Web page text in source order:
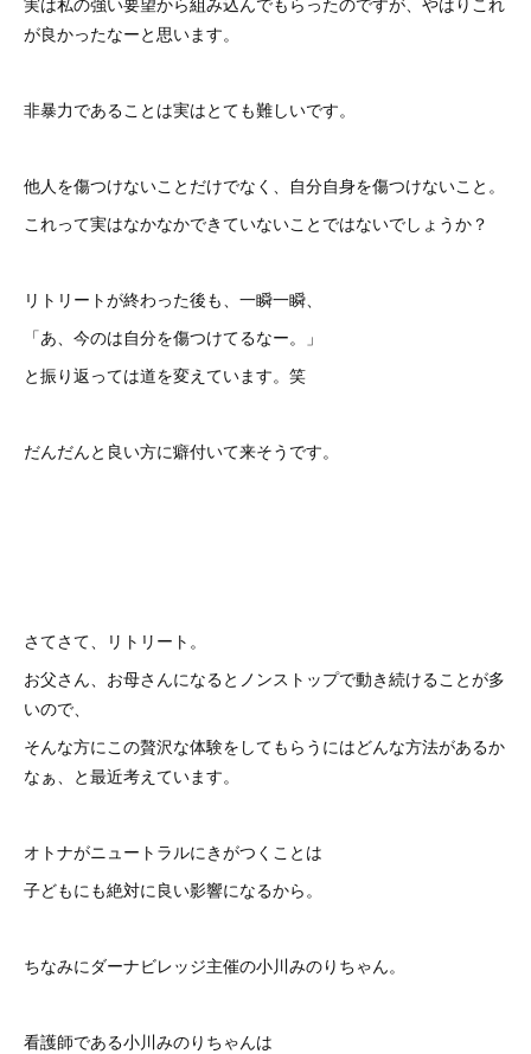
が良かったなーと思います。
非暴力であることは実はとても難しいです。
他人を傷つけないことだけでなく、自分自身を傷つけないこと。
これって実はなかなかできていないことではないでしょうか？
リトリートが終わった後も、一瞬一瞬、
「あ、今のは自分を傷つけてるなー。」
と振り返っては道を変えています。笑
だんだんと良い方に癖付いて来そうです。
さてさて、リトリート。
お父さん、お母さんになるとノンストップで動き続けることが多
いので、
そんな方にこの贅沢な体験をしてもらうにはどんな方法があるか
なぁ、と最近考えています。
オトナがニュートラルにきがつくことは
子どもにも絶対に良い影響になるから。
ちなみにダーナビレッジ主催の小川みのりちゃん。
看護師である小川みのりちゃんは